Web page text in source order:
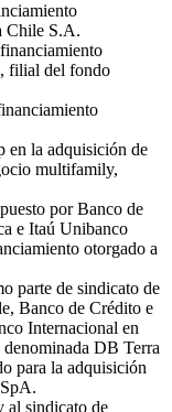
Chile S.A.
filial del fondo
en la adquisición de
multifamily,
por Banco de
e Itaú Unibanco
otorgado a
parte de sindicato de
Banco de Crédito e
Internacional en
DB Terra
para la adquisición
al sindicato de